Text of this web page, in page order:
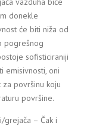
donekle
će biti niža od
pogrešnog
sofisticiraniji
emisivnosti, oni
površinu koju
površine.
grejača – Čak i